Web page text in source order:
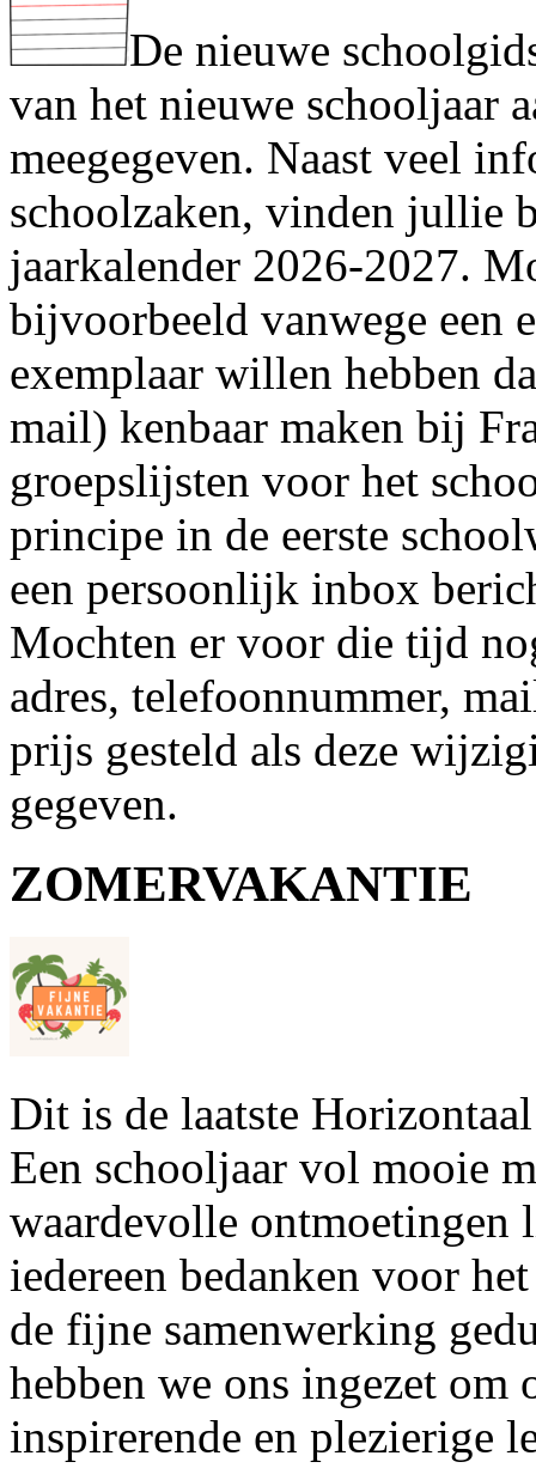
De nieuwe
van het nieuwe schooljaar
meegegeven. Naast veel
schoolzaken, vinden jullie
jaarkalender 2026-2027.
bijvoorbeeld vanwege een
exemplaar willen hebben
mail) kenbaar maken bij
groepslijsten voor het
principe in de eerste
een persoonlijk inbox
Mochten er voor die tijd
adres, telefoonnummer,
prijs gesteld als deze
gegeven.
ZOMERVAKANTIE
Dit is de laatste
Een schooljaar vol mooie
waardevolle ontmoetingen
iedereen bedanken voor
de fijne samenwerking
hebben we ons ingezet om
inspirerende en plezierige